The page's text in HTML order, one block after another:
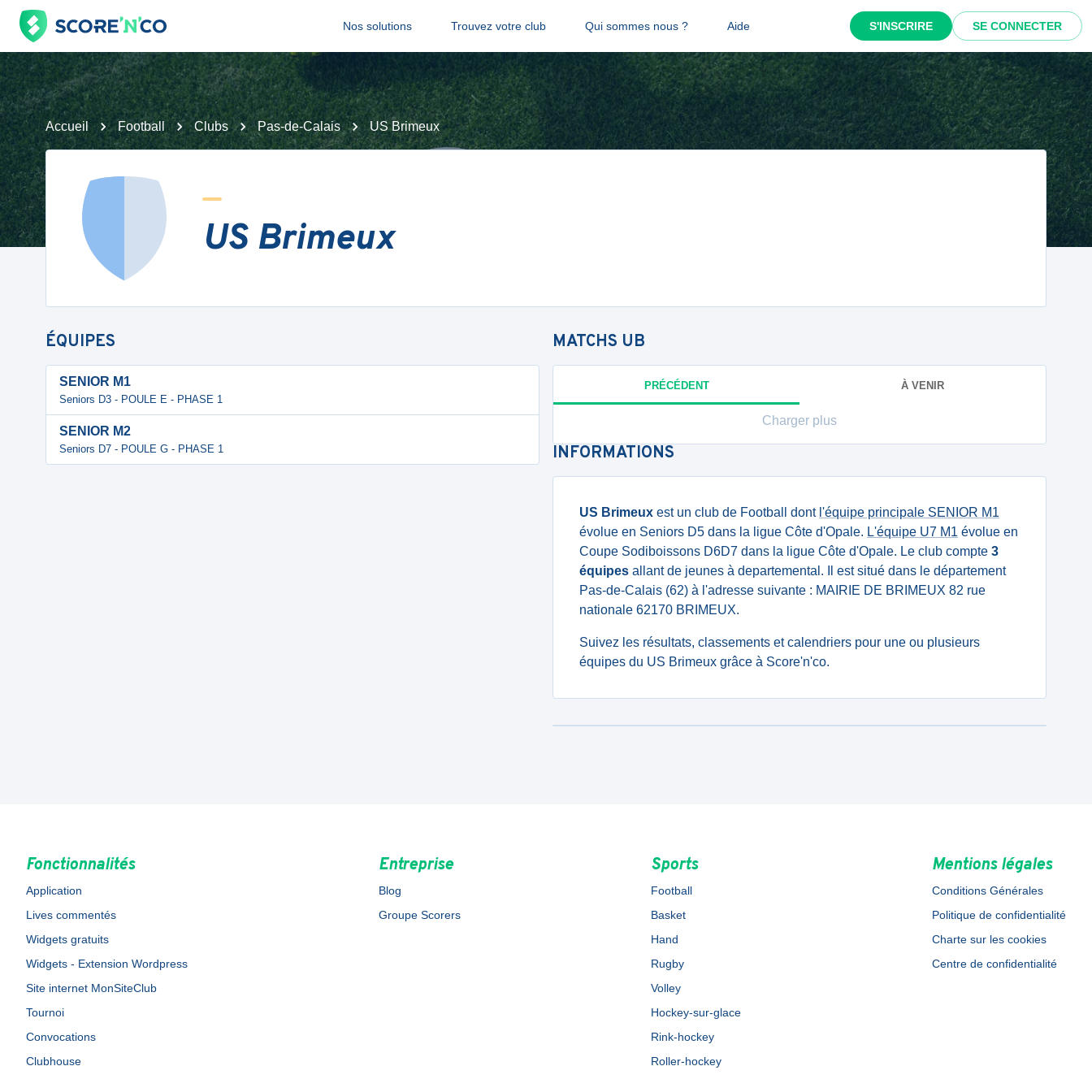
Nos solutions Trouvez votre club Qui sommes nous ? Aide S'INSCRIRE SE CONNECTER
Accueil Football Clubs Pas-de-Calais US Brimeux
US Brimeux
ÉQUIPES
SENIOR M1
Seniors D3 - POULE E - PHASE 1
SENIOR M2
Seniors D7 - POULE G - PHASE 1
MATCHS UB
PRÉCÉDENT À VENIR
Charger plus
INFORMATIONS
US Brimeux est un club de Football dont l'équipe principale SENIOR M1
évolue en Seniors D5 dans la ligue Côte d'Opale. L'équipe U7 M1 évolue en
Coupe Sodiboissons D6D7 dans la ligue Côte d'Opale. Le club compte 3
équipes allant de jeunes à departemental. Il est situé dans le département
Pas-de-Calais (62) à l'adresse suivante : MAIRIE DE BRIMEUX 82 rue
nationale 62170 BRIMEUX.
Suivez les résultats, classements et calendriers pour une ou plusieurs
équipes du US Brimeux grâce à Score'n'co.
Fonctionnalités
Application
Lives commentés
Widgets gratuits
Widgets - Extension Wordpress
Site internet MonSiteClub
Tournoi
Convocations
Clubhouse
Entreprise
Blog
Groupe Scorers
Sports
Football
Basket
Hand
Rugby
Volley
Hockey-sur-glace
Rink-hockey
Roller-hockey
Mentions légales
Conditions Générales
Politique de confidentialité
Charte sur les cookies
Centre de confidentialité